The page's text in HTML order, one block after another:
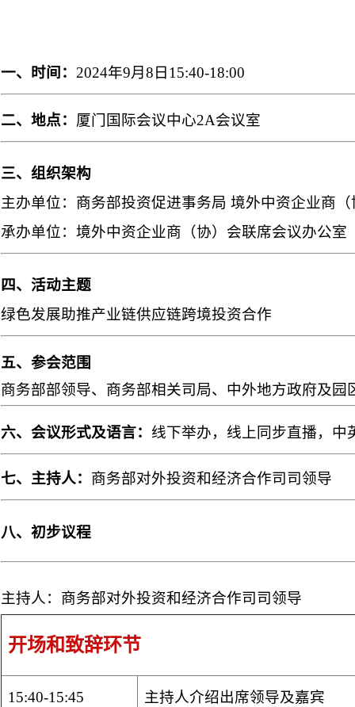
一、时间： 2024年9月8日15:40-18:00
二、地点： 厦门国际会议中心2A会议室
三、组织架构
主办单位：商务部投资促进事务局 境外中资企业商
承办单位：境外中资企业商（协）会联席会议办
四、活动主题
绿色发展助推产业链供应链跨境投资合作
五、参会范围
商务部部领导、商务部相关司局、中外地方政府及
六、会议形式及语言： 线下举办，线上同步直播，中
七、主持人： 商务部对外投资和经济合作司司领导
八、初步议程
主持人：商务部对外投资和经济合作司司领导
开场和致辞环节
15:40-15:45 主持人介绍出席领导及嘉宾